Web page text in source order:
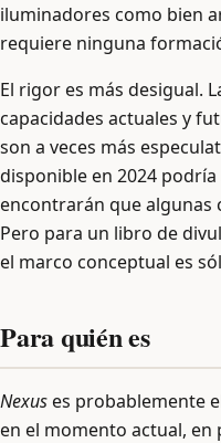
iluminadores como bien
requiere ninguna
El rigor es más desigual.
capacidades actuales y
son a veces más
disponible en 2024
encontrarán que algunas
Pero para un libro de
el marco conceptual es
Para quién es
Nexuses probablemente
en el momento actual, en